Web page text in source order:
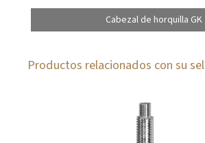
Cabezal de horquilla GK
Productos relacionados con su